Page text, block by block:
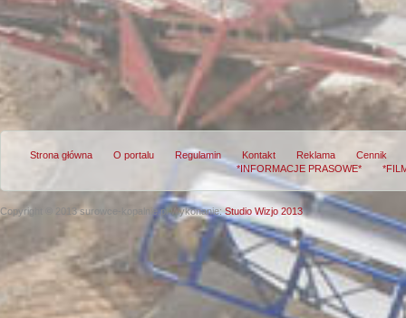
Strona główna O portalu Regulamin Kontakt Reklama
Cennik
*INFORMACJE PRASOWE*
Copyright © 2013 surowce-kopalnie.plWykonanie:Studio Wizjo 2013